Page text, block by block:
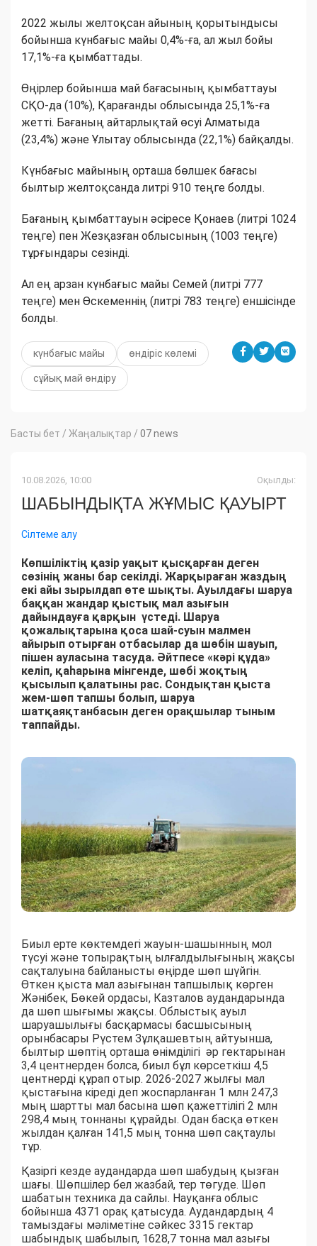
2022 жылы желтоқсан айының қорытындысы
бойынша күнбағыс майы 0,4%-ға, ал жыл бойы
17,1%-ға қымбаттады.
Өңірлер бойынша май бағасының қымбаттауы
СҚО-да (10%), Қарағанды облысында 25,1%-ға
жетті. Бағаның айтарлықтай өсуі Алматыда
(23,4%) және Ұлытау облысында (22,1%) байқалды.
Күнбағыс майының орташа бөлшек бағасы
былтыр желтоқсанда литрі 910 теңге болды.
Бағаның қымбаттауын әсіресе Қонаев (литрі 1024
теңге) пен Жезқазған облысының (1003 теңге)
тұрғындары сезінді.
Ал ең арзан күнбағыс майы Семей (литрі 777
теңге) мен Өскеменнің (литрі 783 теңге) еншісінде
болды.
күнбағыс майы өндіріс көлемі
сұйық май өндіру
Басты бет / Жаңалықтар / 07 news
10.08.2026, 10:00 Оқылды:
ШАБЫНДЫҚТА ЖҰМЫС ҚАУЫРТ
Сілтеме алу
Көпшіліктің қазір уақыт қысқарған деген
сөзінің жаны бар секілді. Жарқыраған жаздың
екі айы зырылдап өте шықты. Ауылдағы шаруа
баққан жандар қыстық мал азығын
дайындауға қарқын үстеді. Шаруа
қожалықтарына қоса шай-суын малмен
айырып отырған отбасылар да шөбін шауып,
пішен ауласына тасуда. Әйтпесе «кәрі құда»
келіп, қаһарына мінгенде, шөбі жоқтың
қысылып қалатыны рас. Сондықтан қыста
жем-шөп тапшы болып, шаруа
шатқаяқтанбасын деген орақшылар тыным
таппайды.
Биыл ерте көктемдегі жауын-шашынның мол
түсуі және топырақтың ылғалдылығының жақсы
сақталуына байланысты өңірде шөп шүйгін.
Өткен қыста мал азығынан тапшылық көрген
Жәнібек, Бөкей ордасы, Казталов аудандарында
да шөп шығымы жақсы. Облыстық ауыл
шаруашылығы басқармасы басшысының
орынбасары Рүстем Зұлқашевтың айтуынша,
былтыр шөптің орташа өнімділігі әр гектарынан
3,4 центнерден болса, биыл бұл көрсеткіш 4,5
центнерді құрап отыр. 2026-2027 жылғы мал
қыстағына кіреді деп жоспарланған 1 млн 247,3
мың шартты мал басына шөп қажеттілігі 2 млн
298,4 мың тоннаны құрайды. Одан басқа өткен
жылдан қалған 141,5 мың тонна шөп сақтаулы
тұр.
Қазіргі кезде аудандарда шөп шабудың қызған
шағы. Шөпшілер бел жазбай, тер төгуде. Шөп
шабатын техника да сайлы. Науқанға облыс
бойынша 4371 орақ қатысуда. Аудандардың 4
тамыздағы мәліметіне сәйкес 3315 гектар
шабындық шабылып, 1628,7 тонна мал азығы